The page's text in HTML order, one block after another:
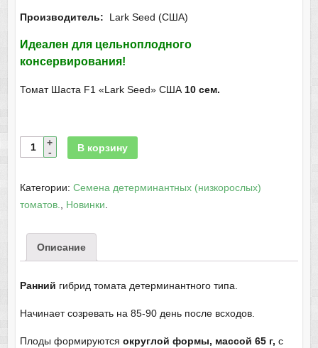
Производитель: Lark Seed (США)
Идеален для цельноплодного
консервирования!
Томат Шаста F1 «Lark Seed» США10 сем.
В корзину
Категории: Семена детерминантных (низкорослых)
томатов.
Новинки
Описание
Ранний гибрид томата детерминантного типа.
Начинает созревать на 85-90 день после всходов.
Плоды формируются округлой формы, массой 65 г, с